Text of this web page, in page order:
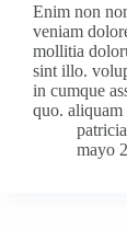
Enim non
veniam
mollitia
sint illo.
in cumque
quo.
mayo